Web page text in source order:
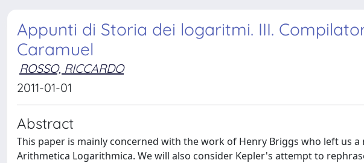
Appunti di Storia dei logaritmi. III.
Caramuel
ROSSO, RICCARDO
2011-01-01
Abstract
This paper is mainly concerned with the work of Henry Briggs who left us
Arithmetica Logarithmica. We will also consider Kepler's attempt to